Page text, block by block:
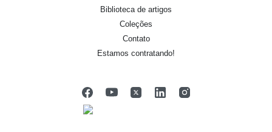
Biblioteca de artigos
Coleções
Contato
Estamos contratando!